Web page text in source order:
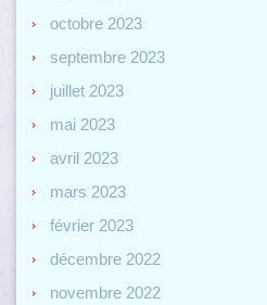
octobre 2023
septembre 2023
juillet 2023
mai 2023
avril 2023
mars 2023
février 2023
décembre 2022
novembre 2022